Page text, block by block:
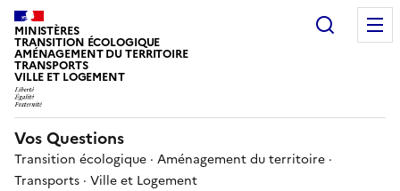
MINISTÈRES
TRANSITION ÉCOLOGIQUE
AMÉNAGEMENT DU TERRITOIRE
TRANSPORTS
VILLE ET LOGEMENT
Vos Questions
Transition écologique · Aménagement du territoire ·
Transports · Ville et Logement